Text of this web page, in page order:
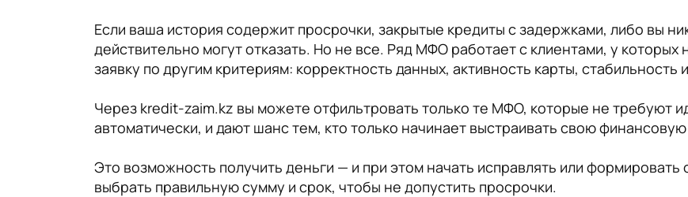
Если ваша история содержит просрочки, закрытые кредиты с задержками, либо вы
действительно могут отказать. Но не все. Ряд МФО работает с клиентами, у которых
заявку по другим критериям: корректность данных, активность карты, стабильность
Через kredit-zaim.kz вы можете отфильтровать только те МФО, которые не требуют
автоматически, и дают шанс тем, кто только начинает выстраивать свою
Это возможность получить деньги — и при этом начать исправлять или
выбрать правильную сумму и срок, чтобы не допустить просрочки.